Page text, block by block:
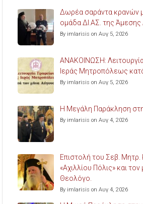
Δωρέα σαράντα κρανών
ομάδα ΔΙ.ΑΣ. της
By imlarisis on Αυγ 5, 2026
ΑΝΑΚΟΙΝΩΣΗ:
Ιεράς Μητροπόλεως
By imlarisis on Αυγ 5, 2026
Η Μεγάλη Παράκληση
By imlarisis on Αυγ 4, 2026
Επιστολή του Σεβ. Μητρ.
«Αχιλλίου Πόλις» και
Θεολόγο.
By imlarisis on Αυγ 4, 2026